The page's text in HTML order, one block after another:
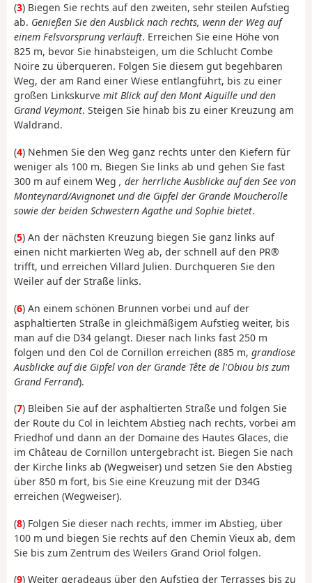
(3) Biegen Sie rechts auf den zweiten, sehr steilen Aufstieg
ab. Genießen Sie den Ausblick nach rechts, wenn der Weg auf
einem Felsvorsprung verläuft. Erreichen Sie eine Höhe von
825 m, bevor Sie hinabsteigen, um die Schlucht Combe
Noire zu überqueren. Folgen Sie diesem gut begehbaren
Weg, der am Rand einer Wiese entlangführt, bis zu einer
großen Linkskurve mit Blick auf den Mont Aiguille und den
Grand Veymont. Steigen Sie hinab bis zu einer Kreuzung am
Waldrand.
(4) Nehmen Sie den Weg ganz rechts unter den Kiefern für
weniger als 100 m. Biegen Sie links ab und gehen Sie fast
300 m auf einem Weg , der herrliche Ausblicke auf den See von
Monteynard/Avignonet und die Gipfel der Grande Moucherolle
sowie der beiden Schwestern Agathe und Sophie bietet.
(5) An der nächsten Kreuzung biegen Sie ganz links auf
einen nicht markierten Weg ab, der schnell auf den PR®
trifft, und erreichen Villard Julien. Durchqueren Sie den
Weiler auf der Straße links.
(6) An einem schönen Brunnen vorbei und auf der
asphaltierten Straße in gleichmäßigem Aufstieg weiter, bis
man auf die D34 gelangt. Dieser nach links fast 250 m
folgen und den Col de Cornillon erreichen (885 m, grandiose
Ausblicke auf die Gipfel von der Grande Tête de l'Obiou bis zum
Grand Ferrand).
(7) Bleiben Sie auf der asphaltierten Straße und folgen Sie
der Route du Col in leichtem Abstieg nach rechts, vorbei am
Friedhof und dann an der Domaine des Hautes Glaces, die
im Château de Cornillon untergebracht ist. Biegen Sie nach
der Kirche links ab (Wegweiser) und setzen Sie den Abstieg
über 850 m fort, bis Sie eine Kreuzung mit der D34G
erreichen (Wegweiser).
(8) Folgen Sie dieser nach rechts, immer im Abstieg, über
100 m und biegen Sie rechts auf den Chemin Vieux ab, dem
Sie bis zum Zentrum des Weilers Grand Oriol folgen.
(9) Weiter geradeaus über den Aufstieg der Terrasses bis zu